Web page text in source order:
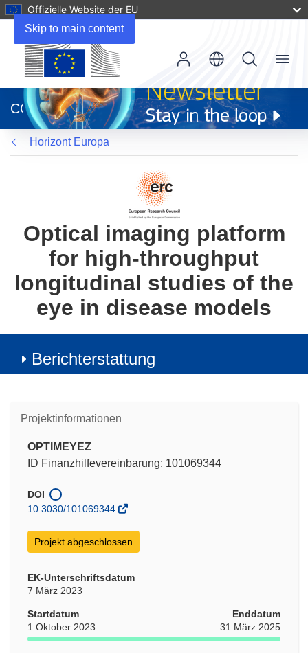
Skip to main content
Offizielle Website der EU
neuem
Fenster)
CORDIS
Menu
Horizont Europa
Optical imaging platform
for high-throughput
longitudinal studies of the
eye in disease models
Berichterstattung
Projektinformationen
OPTIMEYEZ
ID Finanzhilfevereinbarung: 101069344
DOI
10.3030/101069344
Projekt abgeschlossen
EK-Unterschriftsdatum
7 März 2023
Startdatum
1 Oktober 2023
Enddatum
31 März 2025